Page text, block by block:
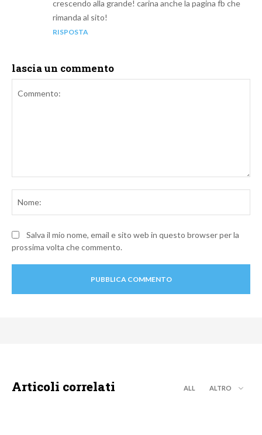
crescendo alla grande! carina anche la pagina fb che
rimanda al sito!
RISPOSTA
lascia un commento
Salva il mio nome, email e sito web in questo browser per la
prossima volta che commento.
Articoli correlati ALL ALTRO